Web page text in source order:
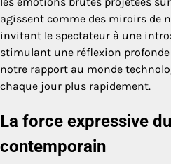
agissent comme des miroirs de
invitant le spectateur à une
stimulant une réflexion
notre rapport au monde
chaque jour plus rapidement.
La force expressive
contemporain